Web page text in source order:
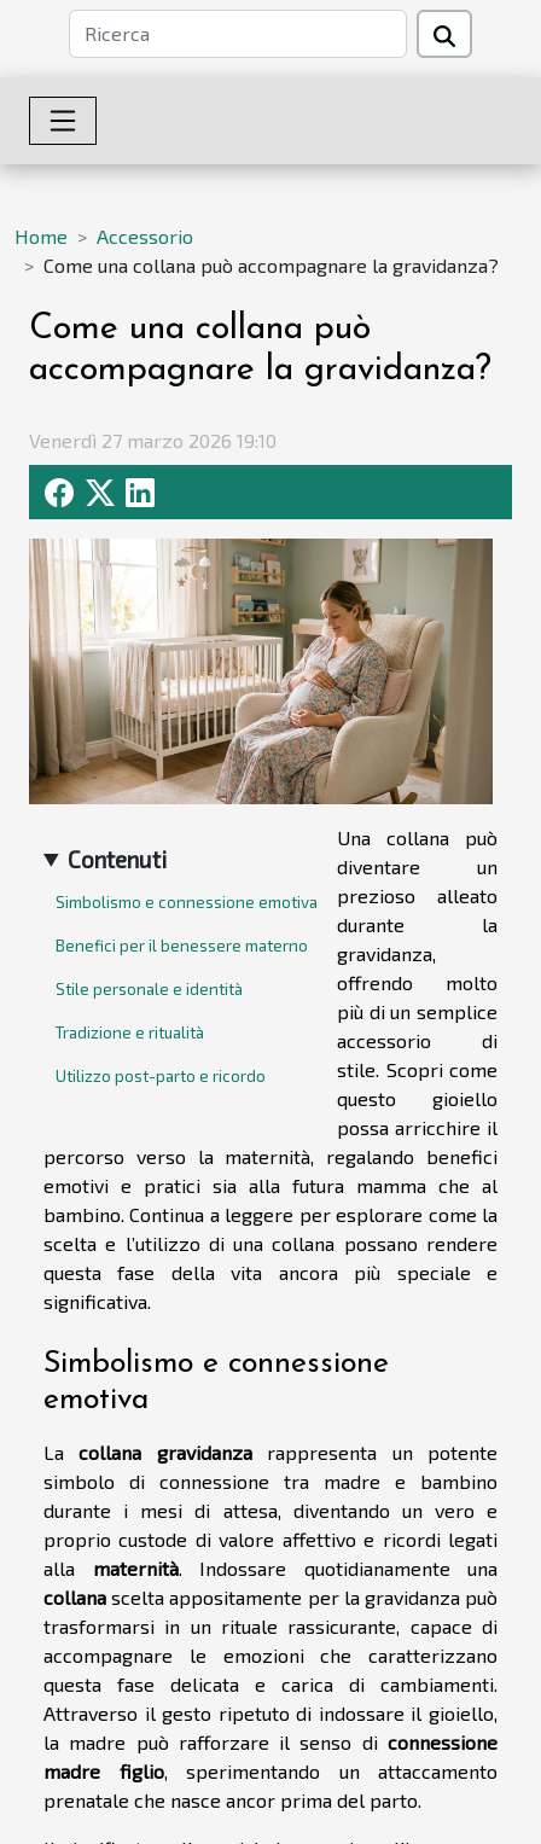
Home
Accessorio
Come una collana può accompagnare la gravidanza?
Come una collana può
accompagnare la gravidanza?
Venerdì 27 marzo 2026 19:10
Contenuti
Simbolismo e connessione emotiva
Benefici per il benessere materno
Stile personale e identità
Tradizione e ritualità
Utilizzo post-parto e ricordo
Una collana può
diventare un
prezioso alleato
durante la
gravidanza,
offrendo molto
più di un semplice
accessorio di
stile. Scopri come
questo gioiello
possa arricchire il
percorso verso la maternità, regalando benefici
emotivi e pratici sia alla futura mamma che al
bambino. Continua a leggere per esplorare come la
scelta e l’utilizzo di una collana possano rendere
questa fase della vita ancora più speciale e
significativa.
Simbolismo e connessione
emotiva
Lacollana gravidanzarappresenta un potente
simbolo di connessione tra madre e bambino
durante i mesi di attesa, diventando un vero e
proprio custode di valore affettivo e ricordi legati
alla maternità. Indossare quotidianamente una
collana scelta appositamente per la gravidanza può
trasformarsi in un rituale rassicurante, capace di
accompagnare le emozioni che caratterizzano
questa fase delicata e carica di cambiamenti.
Attraverso il gesto ripetuto di indossare il gioiello,
la madre può rafforzare il senso di connessione
madre figlio, sperimentando un attaccamento
prenatale che nasce ancor prima del parto.